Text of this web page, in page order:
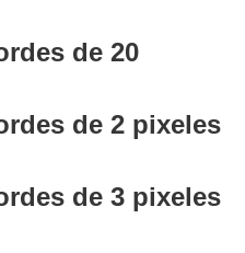
de 20
de 2 pixeles
de 3 pixeles